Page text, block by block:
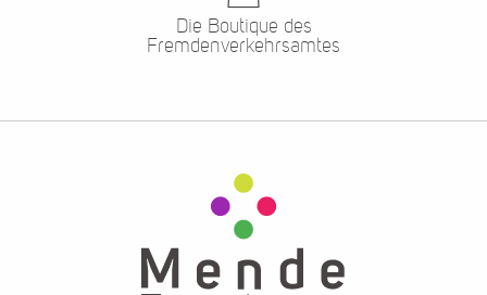
Die Boutique des
Fremdenverkehrsamtes